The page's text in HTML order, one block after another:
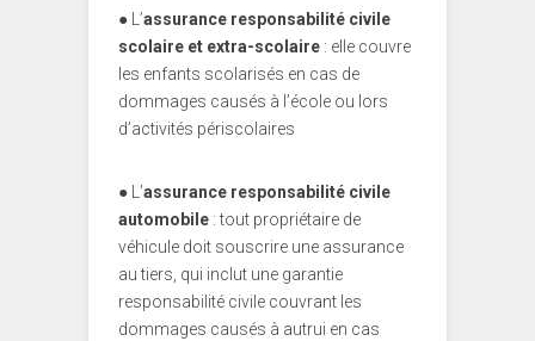
● L’assurance responsabilité civile
scolaire et extra-scolaire : elle couvre
les enfants scolarisés en cas de
dommages causés à l’école ou lors
d’activités périscolaires
● L’assurance responsabilité civile
automobile : tout propriétaire de
véhicule doit souscrire une assurance
au tiers, qui inclut une garantie
responsabilité civile couvrant les
dommages causés à autrui en cas